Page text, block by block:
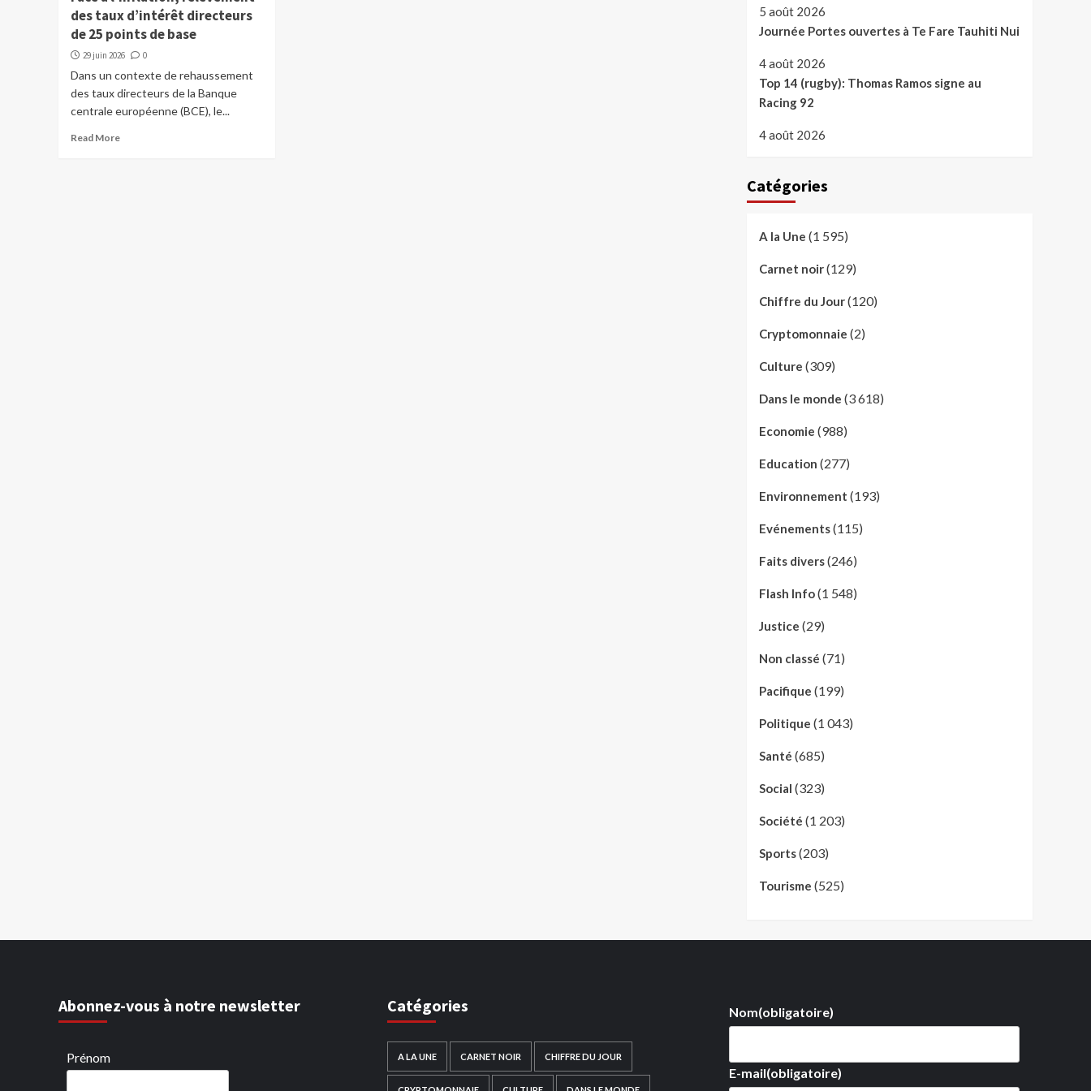
des taux d’intérêt directeurs
de 25 points de base
29 juin 2026 0
Dans un contexte de rehaussement
des taux directeurs de la Banque
centrale européenne (BCE), le...
Read More
5 août 2026
Journée Portes ouvertes à Te Fare Tauhiti Nui
4 août 2026
Top 14 (rugby): Thomas Ramos signe au
Racing 92
4 août 2026
Catégories
A la Une (1 595)
Carnet noir(129)
Chiffre du Jour(120)
Cryptomonnaie (2)
Culture (309)
Dans le monde (3 618)
Economie (988)
Education (277)
Environnement (193)
Evénements(115)
Faits divers(246)
Flash Info(1 548)
Justice (29)
Non classé (71)
Pacifique (199)
Politique (1 043)
Santé (685)
Social (323)
Société (1 203)
Sports(203)
Tourisme (525)
Abonnez-vous à notre newsletter
Prénom
Catégories
A LA UNE CARNET NOIR CHIFFRE DU JOUR
Nom(obligatoire)
E-mail(obligatoire)